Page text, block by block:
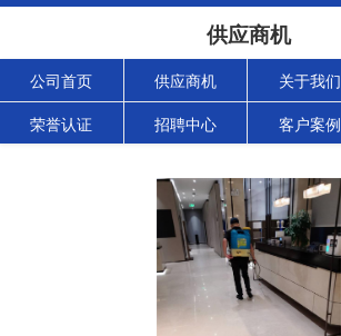
供应商机
公司首页 供应商机 关于我们
荣誉认证 招聘中心 客户案例